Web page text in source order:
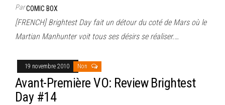
ParCOMIC BOX
[FRENCH] Brightest Day fait un détour du coté de Mars où le
Martian Manhunter voit tous ses désirs se réaliser.…
19 novembre 2010 Non
Avant-Première VO: Review Brightest
Day #14